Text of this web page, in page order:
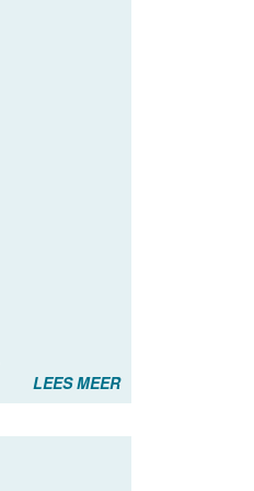
LEES MEER